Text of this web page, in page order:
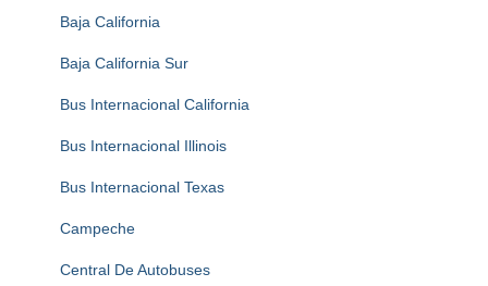
Baja California
Baja California Sur
Bus Internacional California
Bus Internacional Illinois
Bus Internacional Texas
Campeche
Central De Autobuses